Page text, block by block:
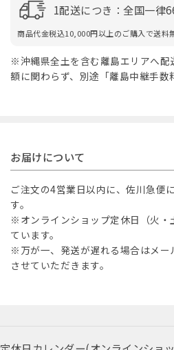
1配送につき：全国一律
商品代金税込10,000円以上のご購入で送料
※沖縄県全土を含む離島エリアへ配
額に関わらず、別途「離島中継手数
お届けについて
ご注文の4営業日以内に、佐川急便
す。
※オンラインショップ定休日（火・
ています。
※万が一、発送が遅れる場合はメー
させていただきます。